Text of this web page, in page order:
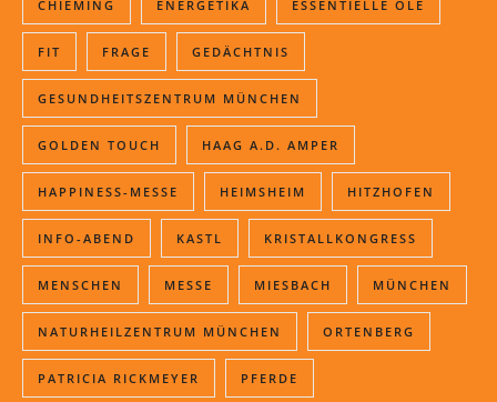
CHIEMING ENERGETIKA ESSENTIELLE ÖLE
FIT FRAGE GEDÄCHTNIS
GESUNDHEITSZENTRUM MÜNCHEN
GOLDEN TOUCH HAAG A.D. AMPER
HAPPINESS-MESSE HEIMSHEIM HITZHOFEN
INFO-ABEND KASTL KRISTALLKONGRESS
MENSCHEN MESSE MIESBACH MÜNCHEN
NATURHEILZENTRUM MÜNCHEN ORTENBERG
PATRICIA RICKMEYER PFERDE